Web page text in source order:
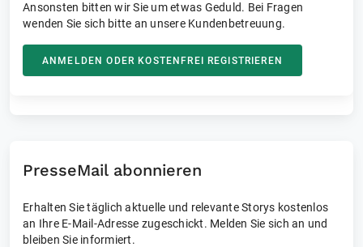
Ansonsten bitten wir Sie um etwas Geduld. Bei Fragen
wenden Sie sich bitte an unsere Kundenbetreuung.
ANMELDEN ODER KOSTENFREI REGISTRIEREN
PresseMail abonnieren
Erhalten Sie täglich aktuelle und relevante Storys kostenlos
an Ihre E-Mail-Adresse zugeschickt. Melden Sie sich an und
bleiben Sie informiert.